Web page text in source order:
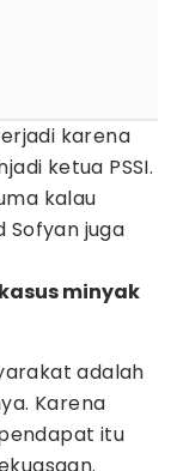
karena
ketua PSSI.
kalau
Sofyan juga
minyak
adalah
Karena
itu